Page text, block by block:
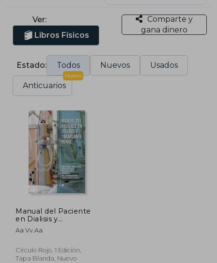
Ver:
Libros Físicos
Comparte y
gana dinero
Estado: Todos Nuevos Usados
Anticuarios
Nuevo
Manual del Paciente
en Dialisis y
Trasplante Renal
Aa Vv.Aa
Círculo Rojo, 1 Edición,
Tapa Blanda, Nuevo